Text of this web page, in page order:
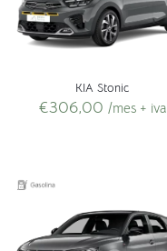
KIA Stonic
€306,00 /mes + iva